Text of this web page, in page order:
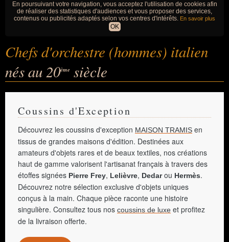
En poursuivant votre navigation, vous acceptez l'utilisation de cookies afin
de réaliser des statistiques d'audiences et vous proposer des services,
contenus ou publicités adaptés selon vos centres d'intérêts. En savoir plus
OK
Chefs d'orchestre (hommes) italien
nés au 20ème siècle
Coussins d'Exception
Découvrez les coussins d'exception MAISON TRAMIS en
tissus de grandes maisons d'édition. Destinées aux
amateurs d'objets rares et de beaux textiles, nos créations
haut de gamme valorisent l'artisanat français à travers des
étoffes signées Pierre Frey, Lelièvre, Dedarou Hermès.
Découvrez notre sélection exclusive d'objets uniques
conçus à la main. Chaque pièce raconte une histoire
singulière. Consultez tous nos coussins de luxe et profitez
de la livraison offerte.